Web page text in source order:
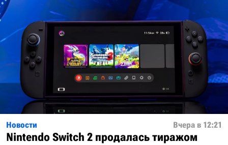
Новости Вчера в 12:21
Nintendo Switch 2 продалась тиражом